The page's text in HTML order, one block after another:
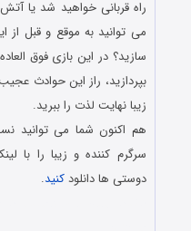
راه قربانی خواهید شد یا
می توانید به موقع و قبل از
سازید؟ در این بازی فوق
بپردازید، راز این حوادث
زیبا نهایت لذت را ببرید.
هم اکنون شما می توانید
سرگرم کننده و زیبا را با
دوستی ها دانلودکنید.